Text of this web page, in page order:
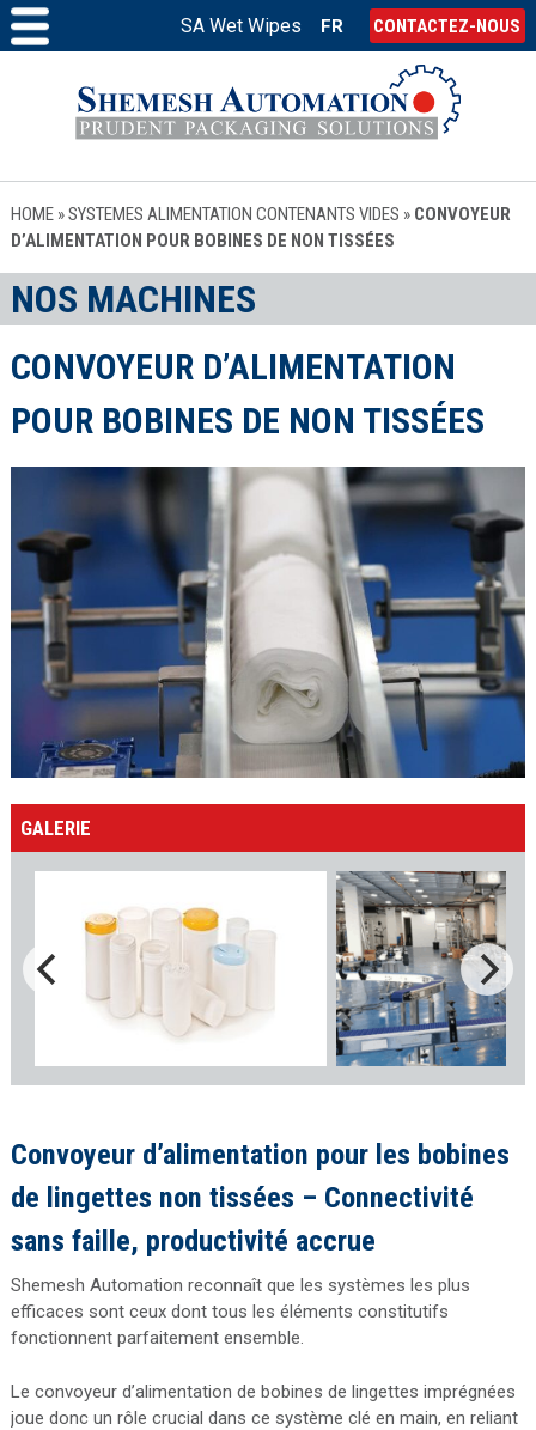
SA Wet Wipes FR CONTACTEZ-NOUS
HOME»SYSTEMES ALIMENTATION CONTENANTS VIDES » CONVOYEUR
D’ALIMENTATION POUR BOBINES DE NON TISSÉES
NOS MACHINES
CONVOYEUR D’ALIMENTATION
POUR BOBINES DE NON TISSÉES
GALERIE
Convoyeur d’alimentation pour les bobines
de lingettes non tissées – Connectivité
sans faille, productivité accrue
Shemesh Automation reconnaît que les systèmes les plus
efficaces sont ceux dont tous les éléments constitutifs
fonctionnent parfaitement ensemble.
Le convoyeur d’alimentation de bobines de lingettes imprégnées
joue donc un rôle crucial dans ce système clé en main, en reliant